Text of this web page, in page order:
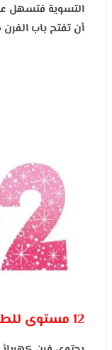
التسوية فتسهل
أن تفتح باب
12 مستوى للطهي